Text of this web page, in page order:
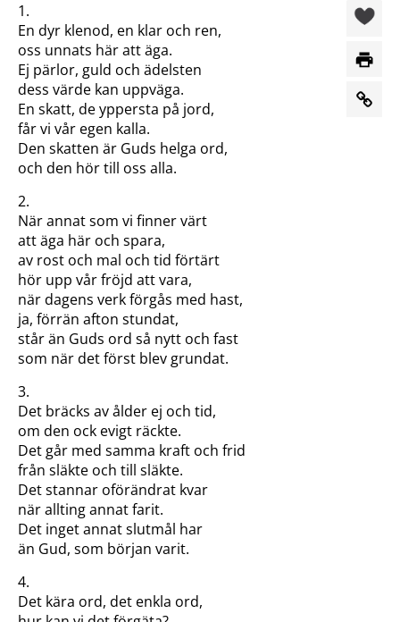
1.
En dyr klenod, en klar och ren,
oss unnats här att äga.
Ej pärlor, guld och ädelsten
dess värde kan uppväga.
En skatt, de yppersta på jord,
får vi vår egen kalla.
Den skatten är Guds helga ord,
och den hör till oss alla.
2.
När annat som vi finner värt
att äga här och spara,
av rost och mal och tid förtärt
hör upp vår fröjd att vara,
när dagens verk förgås med hast,
ja, förrän afton stundat,
står än Guds ord så nytt och fast
som när det först blev grundat.
3.
Det bräcks av ålder ej och tid,
om den ock evigt räckte.
Det går med samma kraft och frid
från släkte och till släkte.
Det stannar oförändrat kvar
när allting annat farit.
Det inget annat slutmål har
än Gud, som början varit.
4.
Det kära ord, det enkla ord,